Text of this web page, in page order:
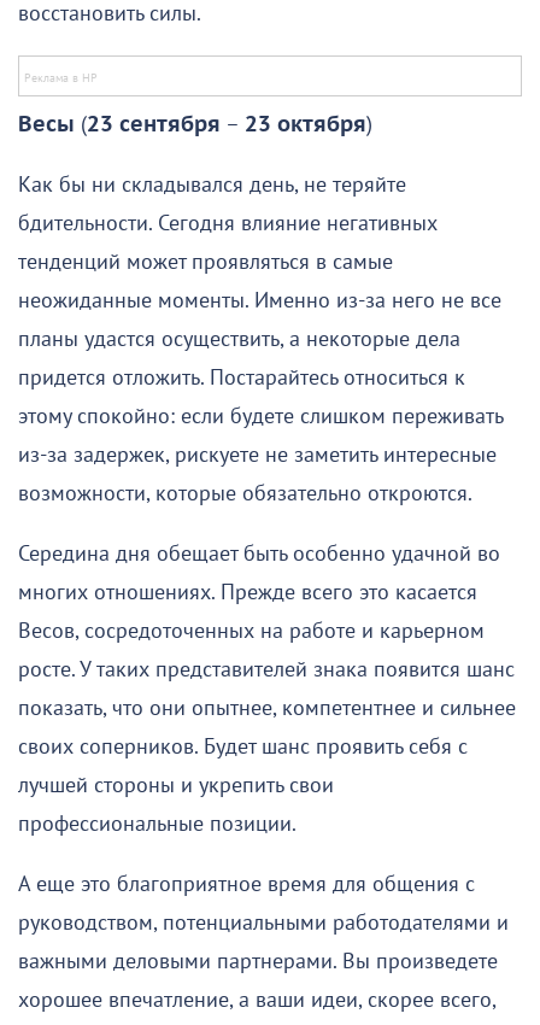
восстановить силы.
Весы (23 сентября – 23 октября)
Как бы ни складывался день, не теряйте
бдительности. Сегодня влияние негативных
тенденций может проявляться в самые
неожиданные моменты. Именно из-за него не все
планы удастся осуществить, а некоторые дела
придется отложить. Постарайтесь относиться к
этому спокойно: если будете слишком переживать
из-за задержек, рискуете не заметить интересные
возможности, которые обязательно откроются.
Середина дня обещает быть особенно удачной во
многих отношениях. Прежде всего это касается
Весов, сосредоточенных на работе и карьерном
росте. У таких представителей знака появится шанс
показать, что они опытнее, компетентнее и сильнее
своих соперников. Будет шанс проявить себя с
лучшей стороны и укрепить свои
профессиональные позиции.
А еще это благоприятное время для общения с
руководством, потенциальными работодателями и
важными деловыми партнерами. Вы произведете
хорошее впечатление, а ваши идеи, скорее всего,